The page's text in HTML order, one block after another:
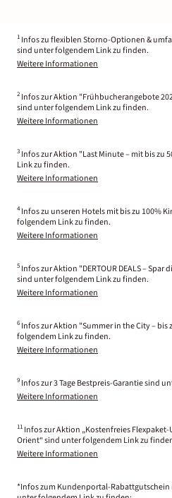
1 Infos zu flexiblen Storno-Optionen &
sind unter folgendem Link zu finden.
Weitere Informationen
2 Infos zur Aktion "Frühbucherangebote
sind unter folgendem Link zu finden.
Weitere Informationen
3 Infos zur Aktion "Last Minute – mit bis zu
Link zu finden.
Weitere Informationen
4 Infos zu unseren Hotels mit bis zu 100%
folgendem Link zu finden.
Weitere Informationen
5 Infos zur Aktion "DERTOUR DEALS – Spar
sind unter folgendem Link zu finden.
Weitere Informationen
6 Infos zur Aktion "Summer in the City – bis
folgendem Link zu finden.
Weitere Informationen
9 Infos zur 3 Tage Bestpreis-Garantie sind
Weitere Informationen
11 Infos zur Aktion „Kostenfreies
Orient“ sind unter folgendem Link zu
Weitere Informationen
*Infos zum Kundenportal-Rabattgutschein